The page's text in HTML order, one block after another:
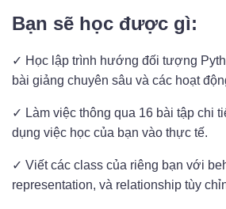
Bạn sẽ học được gì:
✓ Học lập trình hướng đối tượng
bài giảng chuyên sâu và các hoạt
✓ Làm việc thông qua 16 bài tập chi
dụng việc học của bạn vào thực tế.
✓ Viết các class của riêng bạn với
representation, và relationship tùy